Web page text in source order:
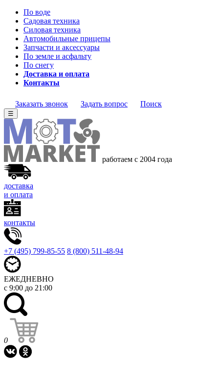
По воде
Садовая техника
Силовая техника
Автомобильные прицепы
Запчасти и аксессуары
По земле и асфальту
По снегу
Доставка и оплата
Контакты
Заказать звонок Задать вопрос Поиск
☰
работаем с 2004 года
доставка
и оплата
контакты
+7 (495) 799-85-55 8 (800) 511-48-94
ЕЖЕДНЕВНО
с 9:00 до 21:00
0